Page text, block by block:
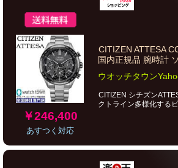
￥246,400
あすつく対応
CITIZEN ATTESA
国内正規品 腕時計
ウオッチタウン
CITIZEN シチズン
クトライン多様化する